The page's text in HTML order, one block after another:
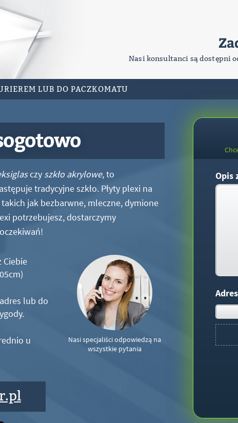
Nasi konsultanci są dostępni
LUB DO PACZKOMATU
czy szkło akrylowe, to
tradycyjne szkło. Płyty plexi na
jak bezbarwne, mleczne, dymione
potrzebujesz, dostarczymy
Ciebie
lub do
u
Nasi specjaliści odpowiedzą na
wszystkie pytania
Opis